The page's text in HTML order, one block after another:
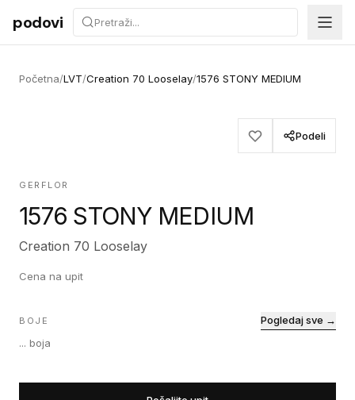
Preskoči na sadržaj
podovi
Početna/LVT/Creation 70 Looselay/1576 STONY MEDIUM
Podeli
GERFLOR
1576 STONY MEDIUM
Creation 70 Looselay
Cena na upit
BOJE
... boja
Pogledaj sve →